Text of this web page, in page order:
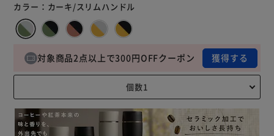
カラー： カーキ/スリムハンドル
対象商品2点以上で300円OFFクーポン 獲得する